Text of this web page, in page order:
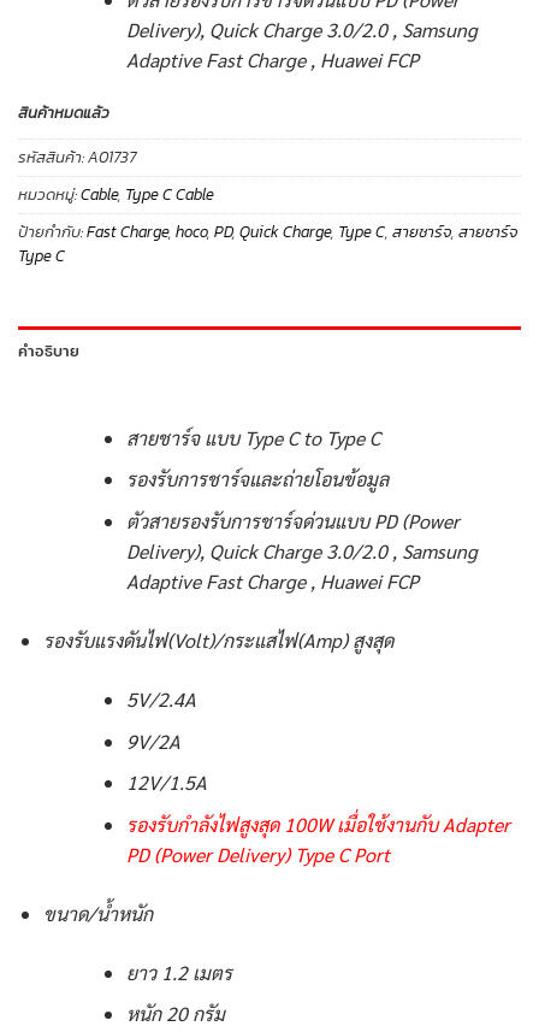
Delivery), Quick Charge 3.0/2.0 , Samsung
Adaptive Fast Charge , Huawei FCP
สินค้าหมดแล้ว
รหัสสินค้า:A01737
หมวดหมู่:Cable, Type C Cable
ป้ายกำกับ:Fast Charge, hoco, PD, Quick Charge, Type C, สายชาร์จ, สายชาร์จ
Type C
คำอธิบาย
สายชาร์จ แบบ Type C to Type C
รองรับการชาร์จและถ่ายโอนข้อมูล
ตัวสายรองรับการชาร์จด่วนแบบ PD (Power
Delivery), Quick Charge 3.0/2.0 , Samsung
Adaptive Fast Charge , Huawei FCP
รองรับแรงดันไฟ(Volt)/กระแสไฟ(Amp) สูงสุด
5V/2.4A
9V/2A
12V/1.5A
รองรับกำลังไฟสูงสุด 100W เมื่อใช้งานกับ Adapter
PD (Power Delivery) Type C Port
ขนาด/น้ำหนัก
ยาว 1.2 เมตร
หนัก 20 กรัม